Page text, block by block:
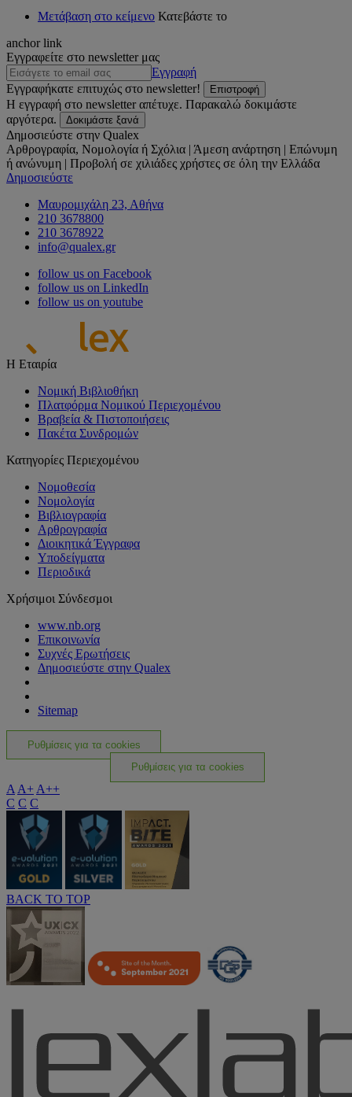
Μετάβαση στο κείμενο Κατεβάστε το
anchor link
Εγγραφείτε στο newsletter μας
Εγγραφή
Εγγραφήκατε επιτυχώς στο newsletter!
Επιστροφή
Η εγγραφή στο newsletter απέτυχε. Παρακαλώ δοκιμάστε
αργότερα.
Δοκιμάστε ξανά
Δημοσιεύστε στην Qualex
Αρθρογραφία, Νομολογία ή Σχόλια | Άμεση ανάρτηση | Επώνυμη
ή ανώνυμη | Προβολή σε χιλιάδες χρήστες σε όλη την Ελλάδα
Δημοσιεύστε
Μαυρομιχάλη 23, Αθήνα
210 3678800
210 3678922
info@qualex.gr
follow us on Facebook
follow us on LinkedIn
follow us on youtube
Η Εταιρία
Νομική Βιβλιοθήκη
Πλατφόρμα Νομικού Περιεχομένου
Βραβεία & Πιστοποιήσεις
Πακέτα Συνδρομών
Κατηγορίες Περιεχομένου
Νομοθεσία
Νομολογία
Βιβλιογραφία
Αρθρογραφία
Διοικητικά Έγγραφα
Υποδείγματα
Περιοδικά
Χρήσιμοι Σύνδεσμοι
www.nb.org
Επικοινωνία
Συχνές Ερωτήσεις
Δημοσιεύστε στην Qualex
Sitemap
Ρυθμίσεις για τα cookies
Ρυθμίσεις για τα cookies
A A+ A++
C C C
BACK TO TOP